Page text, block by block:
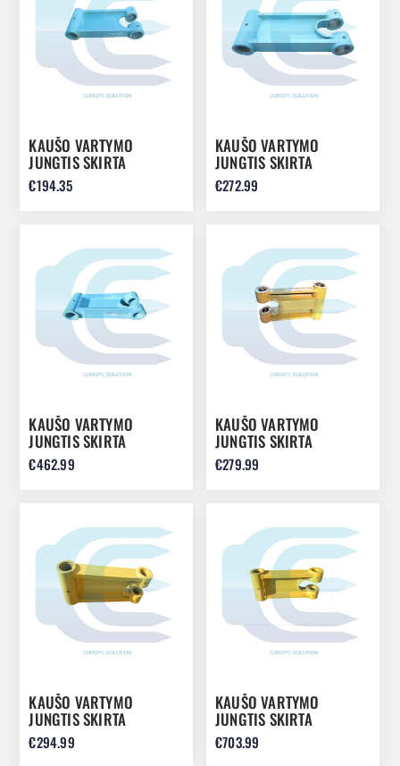
KAUŠO VARTYMO
JUNGTIS SKIRTA
KOBELCO SK140 E135
€194.35
KAUŠO VARTYMO
JUNGTIS SKIRTA
KOBELCO SK200 SK235
SK210 YN12B01296F1
€272.99
KAUŠO VARTYMO
JUNGTIS SKIRTA
KOBELCO SK230 SK235
€462.99
KAUŠO VARTYMO
JUNGTIS SKIRTA
KOMATSU PC200-3
PC100S 203-70-00141
€279.99
KAUŠO VARTYMO
JUNGTIS SKIRTA
KOMATSU PC200-5
PC210-6 PC228 20Y-70-
€294.99
KAUŠO VARTYMO
JUNGTIS SKIRTA
KOMATSU PC400 PC450
PC490 208-70-00750
€703.99